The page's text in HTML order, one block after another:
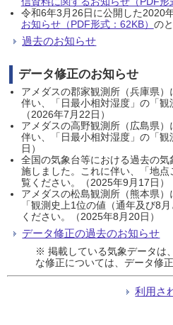
令和6年3月26日に公開した2020
お知らせ（PDF形式：62KB） の
過去のお知らせ
データ修正のお知らせ
アメダスの郡家観測所（兵庫県
伴い、「日最小相対湿度」の「
（2026年7月22日）
アメダスの高野観測所（広島県
伴い、「日最小相対湿度」の「
日）
全国の気象台等における過去の
施しました。これに伴い、「地
覧ください。（2025年9月17日）
アメダスの松島観測所（熊本県
「観測史上1位の値（通年及び8
ください。（2025年8月20日）
データ修正の過去のお知らせ
※ 掲載している気象データは
な修正については、データ修
利用さ